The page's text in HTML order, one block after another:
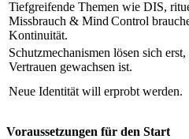
Tiefgreifende Themen wie DIS,
Missbrauch & Mind Control
Kontinuität.
Schutzmechanismen lösen sich
Vertrauen gewachsen ist.
Neue Identität will erprobt werden.
Voraussetzungen für den Start